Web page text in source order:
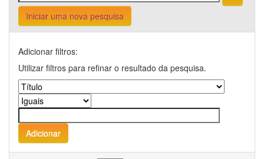
Iniciar uma nova pesquisa
Adicionar filtros:
Utilizar filtros para refinar o resultado da pesquisa.